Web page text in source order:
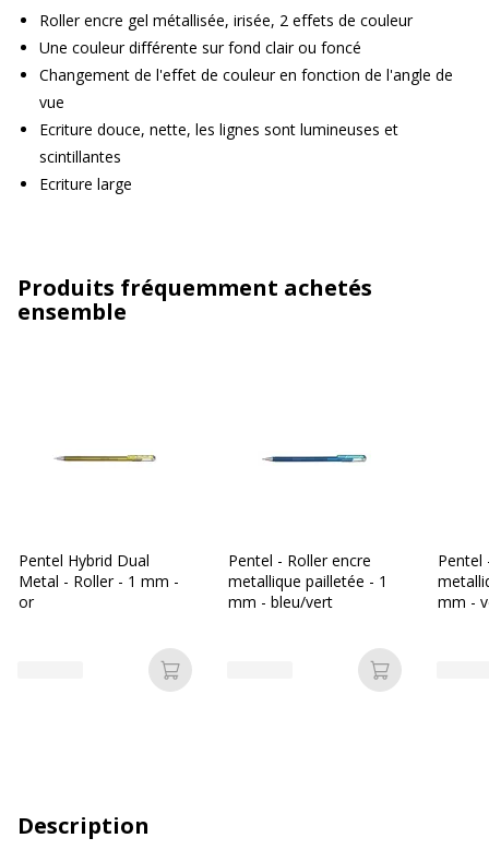
Roller encre gel métallisée, irisée, 2 effets de couleur
Une couleur différente sur fond clair ou foncé
Changement de l'effet de couleur en fonction de l'angle de
vue
Ecriture douce, nette, les lignes sont lumineuses et
scintillantes
Ecriture large
Produits fréquemment achetés
ensemble
Pentel Hybrid Dual
Metal - Roller - 1 mm -
or
Ajouter au panier
Pentel - Roller encre
metallique pailletée - 1
mm - bleu/vert
Ajouter au
Pentel
mm -
Description